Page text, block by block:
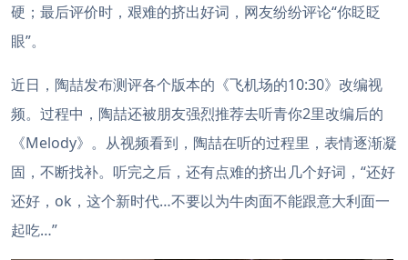
硬；最后评价时，艰难的挤出好词，网友纷纷评论“你眨眨
眼”。
近日，陶喆发布测评各个版本的《飞机场的10:30》改编视
频。过程中，陶喆还被朋友强烈推荐去听青你2里改编后的
《Melody》。从视频看到，陶喆在听的过程里，表情逐渐凝
固，不断找补。听完之后，还有点难的挤出几个好词，“还好
还好，ok，这个新时代…不要以为牛肉面不能跟意大利面一
起吃…”